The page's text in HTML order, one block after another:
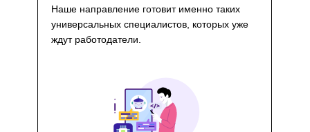
Наше направление готовит именно таких
универсальных специалистов, которых уже
ждут работодатели.